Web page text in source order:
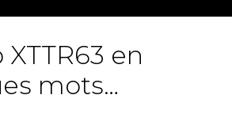
en
mots…